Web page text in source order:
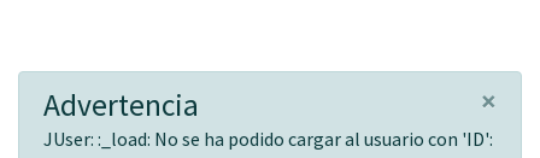
×
Advertencia
JUser: :_load: No se ha podido cargar al usuario con 'ID':